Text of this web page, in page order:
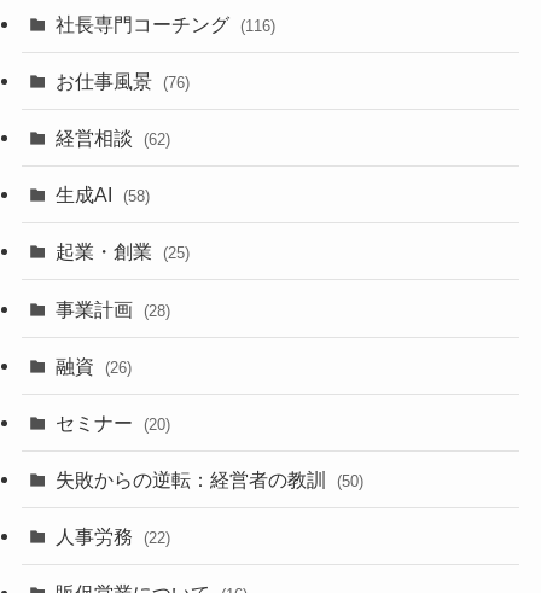
社長専門コーチング (116)
お仕事風景 (76)
経営相談 (62)
生成AI (58)
起業・創業 (25)
事業計画 (28)
融資 (26)
セミナー (20)
失敗からの逆転：経営者の教訓 (50)
人事労務 (22)